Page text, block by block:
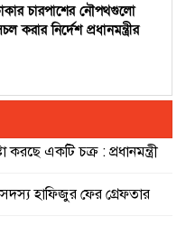
চারপাশের নৌপথগুলো
করার নির্দেশ প্রধানমন্ত্রীর
করছে একটি চক্র : প্রধানমন্ত্রী
হাফিজুর ফের গ্রেফতার